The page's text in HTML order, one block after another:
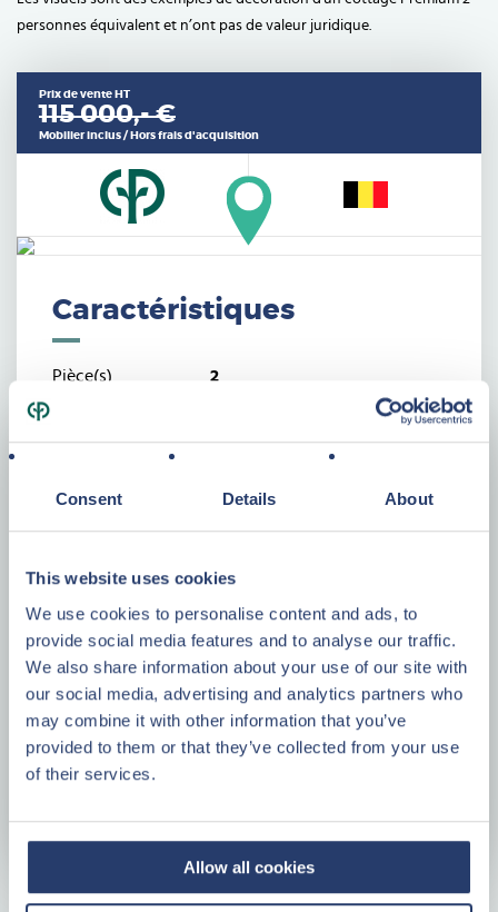
Consent Details About
This website uses cookies
We use cookies to personalise content and ads, to
provide social media features and to analyse our traffic.
We also share information about your use of our site with
our social media, advertising and analytics partners who
may combine it with other information that you’ve
provided to them or that they’ve collected from your use
of their services.
Allow all cookies
Plattegrond
personnes équivalent et n’ont pas de valeur juridique.
Prix de vente HT
115 000,- €
Mobilier inclus / Hors frais d'acquisition
Caractéristiques
Pièce(s)
2
Chambre(s)
1
Label énergétique
Code unique
20160628010974
spécifique d'énergie
(kWh/m².an)
Consommation
théorique totale
d'énergie primaire
35 605